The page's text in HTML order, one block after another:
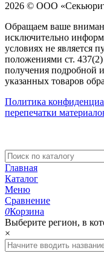
2026 © ООО
Обращаем ваше
исключительно
условиях не является
положениями ст.
получения подробной
указанных товаров
Политика
перепечатки
Главная
Каталог
Меню
Сравнение
0Корзина
Выберите регион, в
×